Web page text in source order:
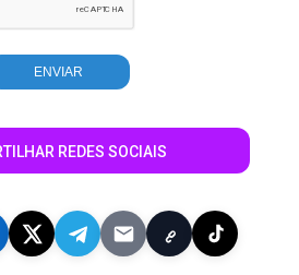
REDES SOCIAIS